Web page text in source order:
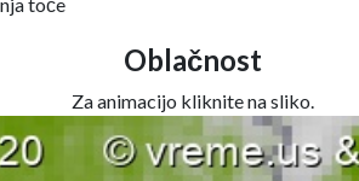
Oblačnost
Za animacijo kliknite na sliko.